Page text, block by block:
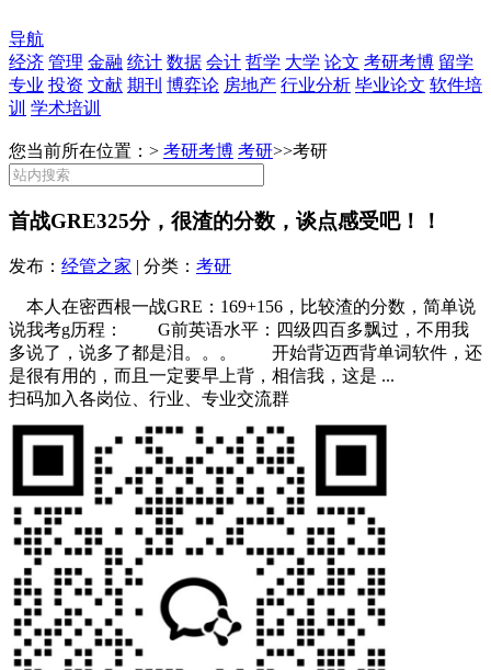
导航
经济 管理 金融 统计 数据 会计 哲学 大学 论文 考研考博 留学
专业 投资 文献 期刊 博弈论 房地产 行业分析 毕业论文 软件培
训 学术培训
您当前所在位置：> 考研考博 考研>>考研
首战GRE325分，很渣的分数，谈点感受吧！！
发布： 经管之家 | 分类： 考研
本人在密西根一战GRE：169+156，比较渣的分数，简单说
说我考g历程： G前英语水平：四级四百多飘过，不用我
多说了，说多了都是泪。。。 开始背迈西背单词软件，还
是很有用的，而且一定要早上背，相信我，这是 ...
扫码加入各岗位、行业、专业交流群